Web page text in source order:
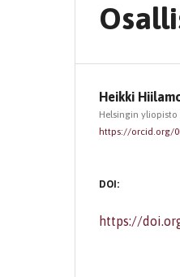
Heikki
Helsingin yliopisto
https://orcid.org/
DOI:
https://